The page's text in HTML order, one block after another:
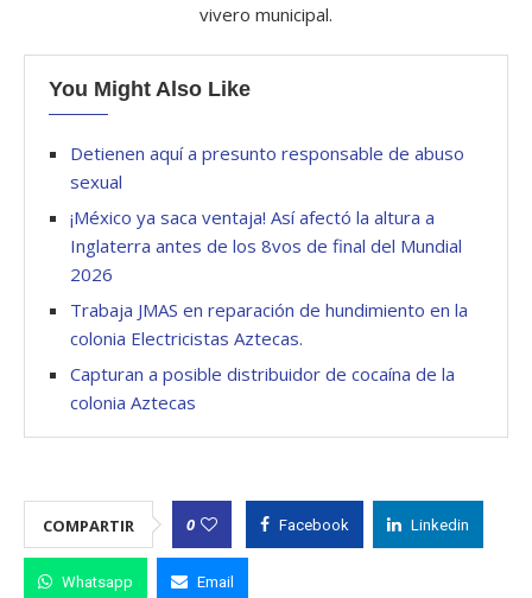
vivero municipal.
You Might Also Like
Detienen aquí a presunto responsable de abuso
sexual
¡México ya saca ventaja! Así afectó la altura a
Inglaterra antes de los 8vos de final del Mundial
2026
Trabaja JMAS en reparación de hundimiento en la
colonia Electricistas Aztecas.
Capturan a posible distribuidor de cocaína de la
colonia Aztecas
COMPARTIR 0 Facebook Linkedin
Whatsapp Email